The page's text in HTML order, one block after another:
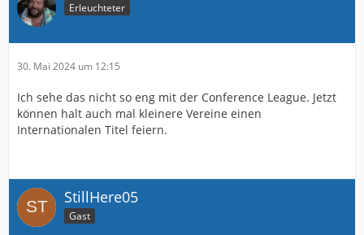
Erleuchteter
30. Mai 2024 um 12:15
Ich sehe das nicht so eng mit der Conference League. Jetzt
können halt auch mal kleinere Vereine einen
Internationalen Titel feiern.
StillHere05
Gast